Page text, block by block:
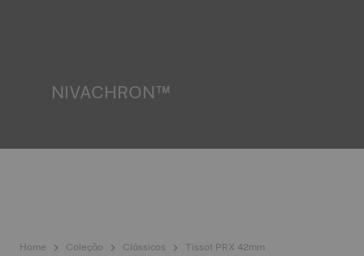
NIVACHRON™
Home
Coleção Clássicos Tissot PRX 42mm